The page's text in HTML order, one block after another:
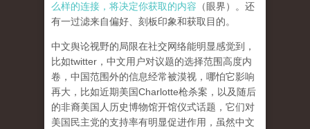
么样的连接，将决定你获取的内容 （眼界）。还
有一过滤来自偏好、刻板印象和获取目的。
中文舆论视野的局限在社交网络能明显感觉到，
比如twitter，中文用户对议题的选择范围高度内
卷，中国范围外的信息经常被漠视，哪怕它影响
再大，比如近期美国Charlotte枪杀案，以及随后
的非裔美国人历史博物馆开馆仪式话题，它们对
美国民主党的支持率有明显促进作用，虽然中文